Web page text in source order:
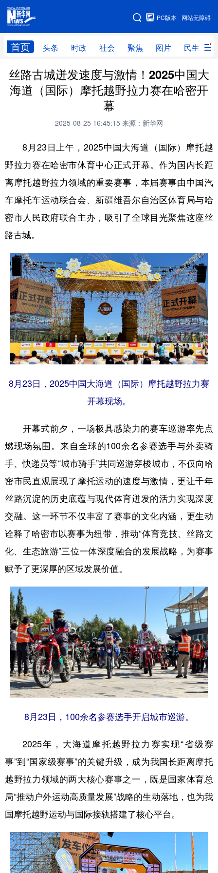
网站无障碍
PC版本
首页 头条 时政 社会 聚焦 图片 民生
网站地图
头条 时政 社会 聚焦
图片 民生 访谈 经济
融媒体联播 廉政频道 新华视角看新疆
地方频道
北京 天津 河北 山西
辽宁
浙江 安徽 福建 江西
山东 河南 湖北 湖南
广东 广西 海南 重庆
四川 贵州 云南 西藏
陕西 甘肃 青海 宁夏
新疆 内蒙古 黑龙江
Deutsch Português
丝路古城迸发速度与激情！2025中国大
海道（国际）摩托越野拉力赛在哈密开
幕
2025-08-25 16:45:15 来源：新华网
8月23日上午，2025中国大海道（国际）摩托越
野拉力赛在哈密市体育中心正式开幕。作为国内长距
离摩托越野拉力领域的重要赛事，本届赛事由中国汽
车摩托车运动联合会、新疆维吾尔自治区体育局与哈
密市人民政府联合主办，吸引了全球目光聚焦这座丝
路古城。
8月23日，2025中国大海道（国际）摩托越野拉力赛
开幕现场。
开幕式前夕，一场极具感染力的赛车巡游率先点
燃现场氛围。来自全球的100余名参赛选手与外卖骑
手、快递员等“城市骑手”共同巡游穿梭城市，不仅向哈
密市民直观展现了摩托运动的速度与激情，更让千年
丝路沉淀的历史底蕴与现代体育迸发的活力实现深度
交融。这一环节不仅丰富了赛事的文化内涵，更生动
诠释了哈密市以赛事为纽带，推动“体育竞技、丝路文
化、生态旅游”三位一体深度融合的发展战略，为赛事
赋予了更深厚的区域发展价值。
8月23日，100余名参赛选手开启城市巡游。
2025年，大海道摩托越野拉力赛实现“省级赛
事”到“国家级赛事”的关键升级，成为我国长距离摩托
越野拉力领域的两大核心赛事之一，既是国家体育总
局“推动户外运动高质量发展”战略的生动落地，也为我
国摩托越野运动与国际接轨搭建了核心平台。